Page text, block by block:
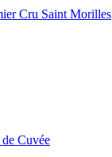
Cru Saint Morilles
Cuvée